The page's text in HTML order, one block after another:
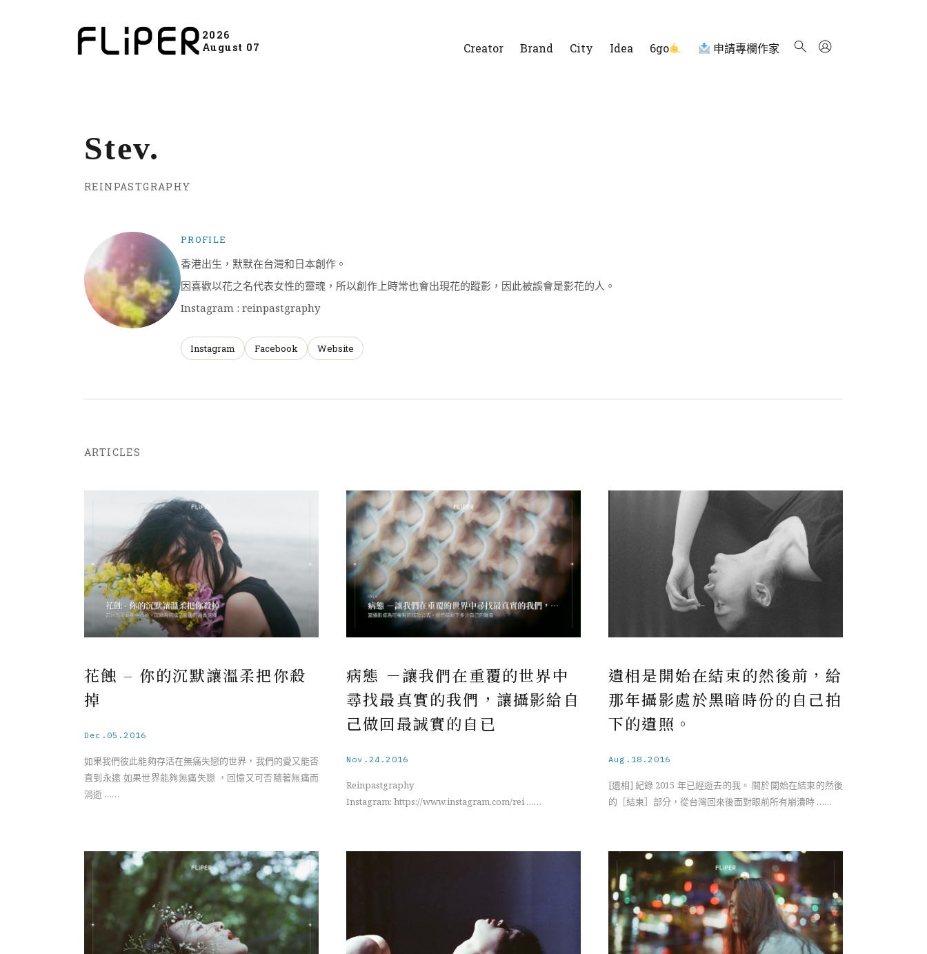
2026
August 07
Creator Brand City Idea 6go 申請專欄作家
Stev.
REINPASTGRAPHY
PROFILE
香港出生，默默在台灣和日本創作。
因喜歡以花之名代表女性的靈魂，所以創作上時常也會出現花的蹤影，因此被誤會是影花的人。
Instagram : reinpastgraphy
Instagram Facebook Website
ARTICLES
花蝕 – 你的沉默讓溫柔把你殺
掉
Dec.05.2016
如果我們彼此能夠存活在無痛失戀的世界，我們的愛又能否
直到永遠 如果世界能夠無痛失戀 ，回憶又可否隨著無痛而
消逝 ……
病態 －讓我們在重覆的世界中
尋找最真實的我們，讓攝影給自
己做回最誠實的自已
Nov.24.2016
Reinpastgraphy
Instagram: https://www.instagram.com/rei ……
遺相是開始在結束的然後前，給
那年攝影處於黑暗時份的自己拍
下的遺照。
Aug.18.2016
[遺相] 紀錄 2015 年已經逝去的我。 關於開始在結束的然後
的［結束］部分，從台灣回來後面對眼前所有崩潰時 ……